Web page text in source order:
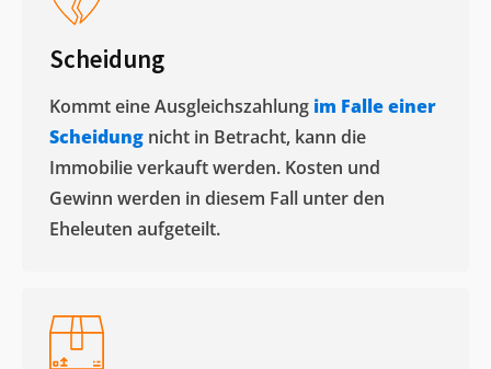
Scheidung
Kommt eine Ausgleichszahlung im Falle einer
Scheidung nicht in Betracht, kann die
Immobilie verkauft werden. Kosten und
Gewinn werden in diesem Fall unter den
Eheleuten aufgeteilt.​